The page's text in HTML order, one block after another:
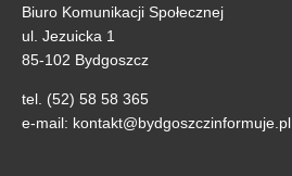
Biuro Komunikacji Społecznej
ul. Jezuicka 1
85-102 Bydgoszcz
tel. (52) 58 58 365
e-mail: kontakt@bydgoszczinformuje.pl